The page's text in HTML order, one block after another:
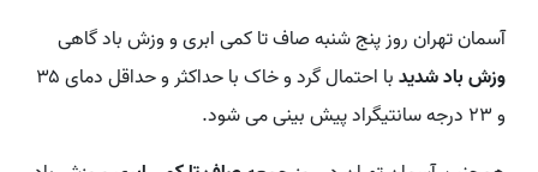
آسمان تهران روز پنج شنبه صاف تا کمی ابری و وزش باد گاهی
وزش باد شدید
با احتمال گرد و خاک با حداکثر و حداقل دمای ۳۵
و ۲۳ درجه سانتیگراد پیش‌ بینی می شود.